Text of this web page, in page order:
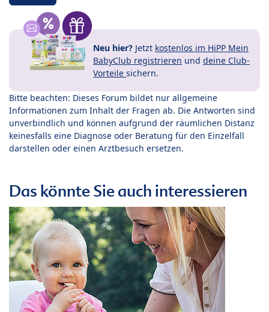
Neu hier? Jetzt kostenlos im HiPP Mein
BabyClub registrieren und deine Club-
Vorteile sichern.
Bitte beachten: Dieses Forum bildet nur allgemeine
Informationen zum Inhalt der Fragen ab. Die Antworten sind
unverbindlich und können aufgrund der räumlichen Distanz
keinesfalls eine Diagnose oder Beratung für den Einzelfall
darstellen oder einen Arztbesuch ersetzen.
Das könnte Sie auch interessieren